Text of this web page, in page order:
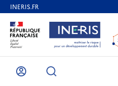
Mon
Recherche